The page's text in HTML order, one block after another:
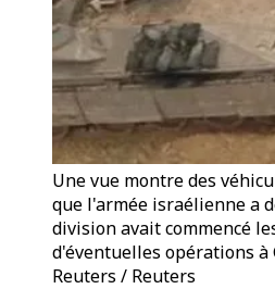
Une vue montre des
que l'armée israélienne a
division avait commencé
d'éventuelles opérations à
Reuters / Reuters